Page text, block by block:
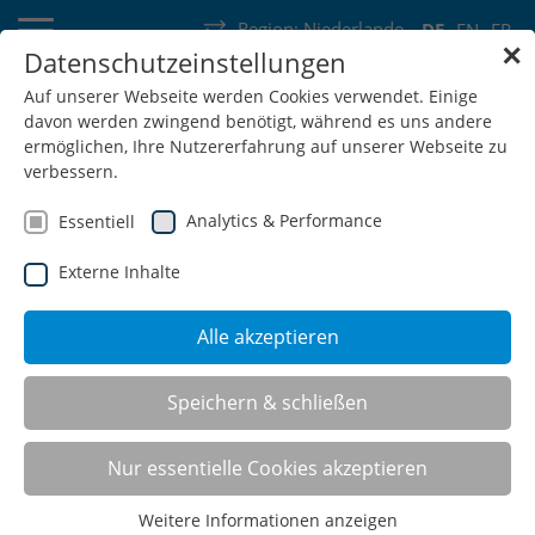
DE EN FR
Region: Niederlande
Deutschland Schweiz Österreich Belgien Frankreich
Luxemburg Niederlande Wallonie
SHOP
workline - Der Höchste
Der workline Arbeitstisch erreicht durch seine stufenlose
Höhenverstellung eine Arbeitshöhe von 1100 mm und ist
✕
Datenschutzeinstellungen
Auf unserer Webseite werden Cookies verwendet. Einige
davon werden zwingend benötigt, während es uns andere
ermöglichen, Ihre Nutzererfahrung auf unserer Webseite zu
verbessern.
Essentiell Analytics & Performance
Externe Inhalte
Alle akzeptieren
Speichern & schließen
Nur essentielle Cookies akzeptieren
Weitere Informationen anzeigen